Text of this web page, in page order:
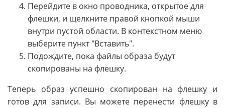
Перейдите в окно проводника, открытое для
флешки, и щелкните правой кнопкой мыши
внутри пустой области. В контекстном меню
выберите пункт "Вставить".
Подождите, пока файлы образа будут
скопированы на флешку.
Теперь образ успешно скопирован на флешку и
готов для записи. Вы можете перенести флешку в